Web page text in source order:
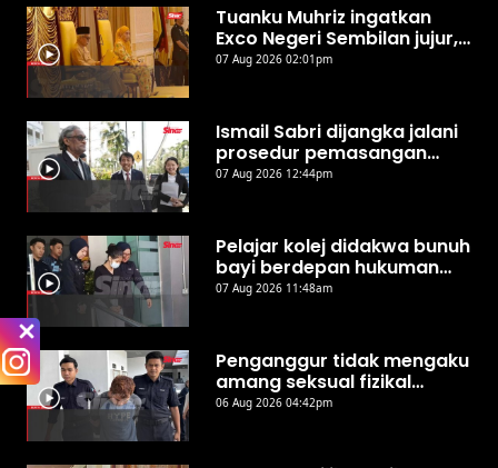
Tuanku Muhriz ingatkan
Exco Negeri Sembilan jujur,
jangan salah guna kuasa
07 Aug 2026 02:01pm
Ismail Sabri dijangka jalani
prosedur pemasangan
perentak jantung hari ini -
07 Aug 2026 12:44pm
Pelajar kolej didakwa bunuh
bayi berdepan hukuman
mati, teman lelaki
07 Aug 2026 11:48am
Penganggur tidak mengaku
amang seksual fizikal
remaja perempuan di hotel
06 Aug 2026 04:42pm